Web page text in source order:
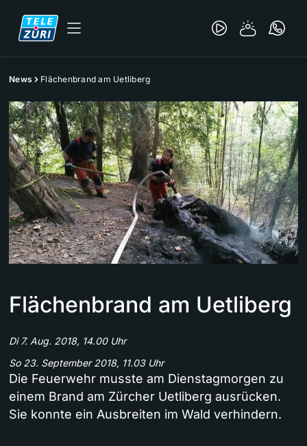
News Flächenbrand am Uetliberg
Flächenbrand am Uetliberg
Di 7. Aug. 2018, 14.00 Uhr
So 23. September 2018, 11.03 Uhr
Die Feuerwehr musste am Dienstagmorgen zu
einem Brand am Zürcher Uetliberg ausrücken.
Sie konnte ein Ausbreiten im Wald verhindern.